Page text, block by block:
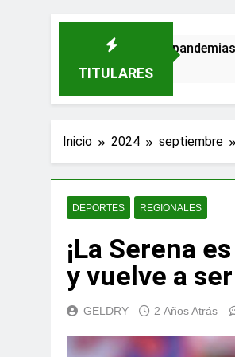
TITULARES
para evitar pandemias
Inicio 2024 septiembre
DEPORTES REGIONALES
¡La Serena
y vuelve a
GELDRY 2 Años Atrás